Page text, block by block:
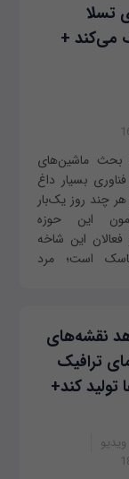
تسلا
می‌کند +
ماشین‌های
بسیار داغ
چند روز یک‌بار
این حوزه
این شاخه
است؛ مرد
نقشه‌های
ترافیک
تولید کند+
ویدیو